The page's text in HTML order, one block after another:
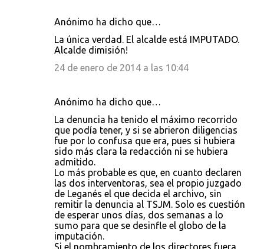
Anónimo ha dicho que…
La única verdad. El alcalde está IMPUTADO.
Alcalde dimisión!
24 de enero de 2014 a las 10:44
Anónimo ha dicho que…
La denuncia ha tenido el máximo recorrido
que podía tener, y si se abrieron diligencias
fue por lo confusa que era, pues si hubiera
sido más clara la redacción ni se hubiera
admitido.
Lo más probable es que, en cuanto declaren
las dos interventoras, sea el propio juzgado
de Leganés el que decida el archivo, sin
remitir la denuncia al TSJM. Solo es cuestión
de esperar unos días, dos semanas a lo
sumo para que se desinfle el globo de la
imputación.
Si el nombramiento de los directores fuera